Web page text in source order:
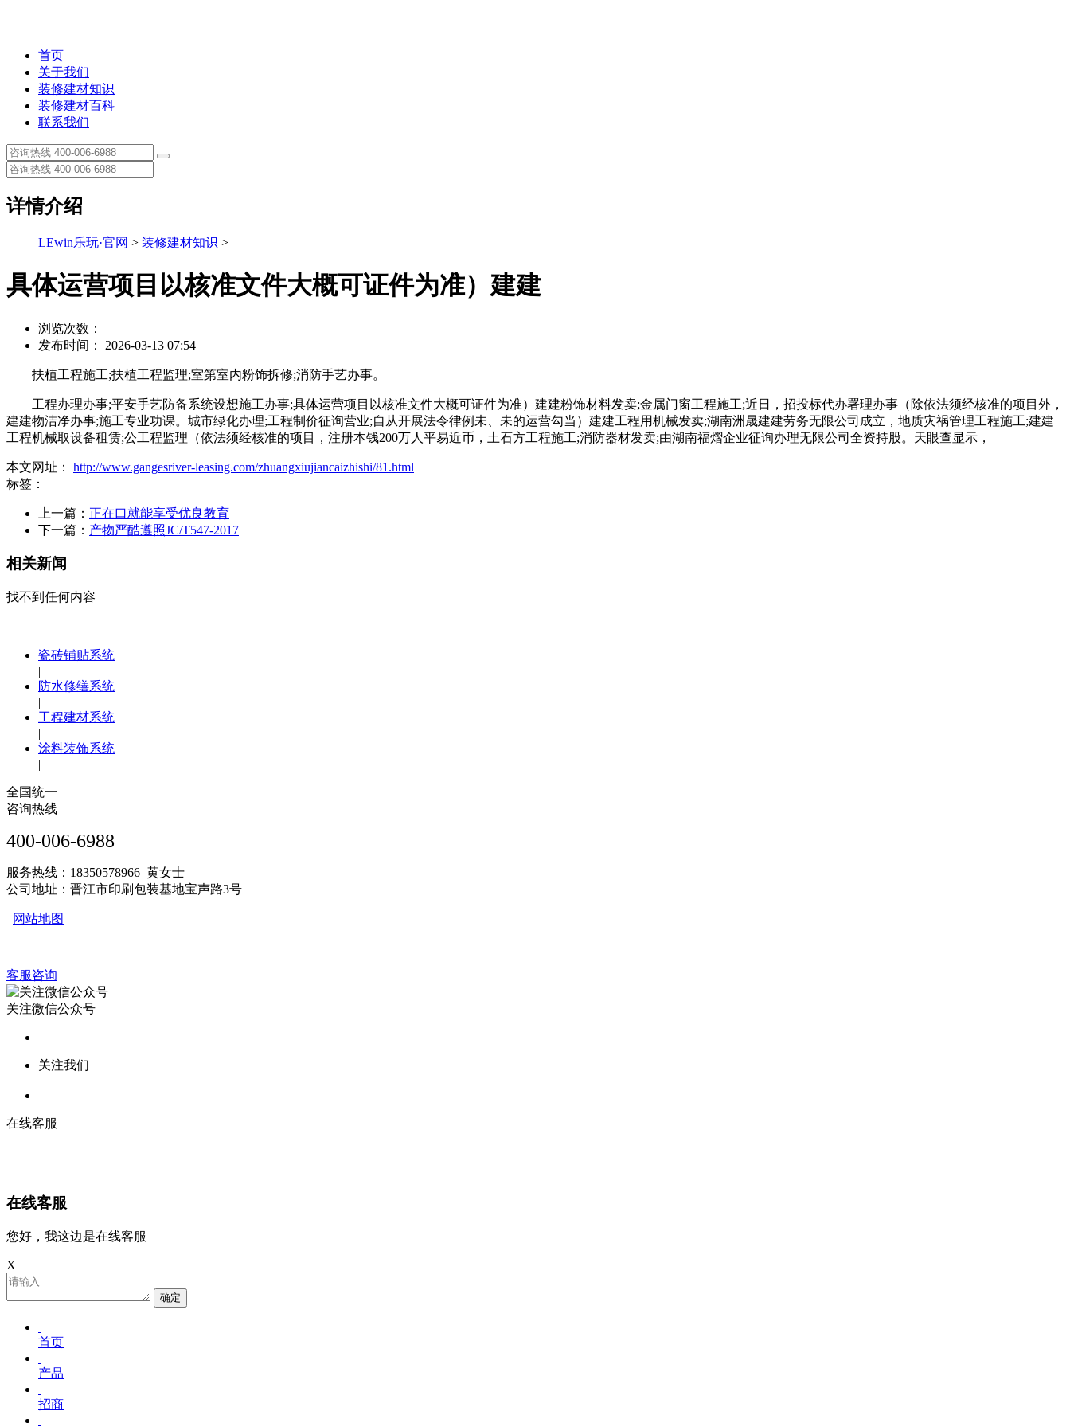
首页
关于我们
装修建材知识
装修建材百科
联系我们
详情介绍
LEwin乐玩·官网 > 装修建材知识 >
具体运营项目以核准文件大概可证件为准）建建
浏览次数：
发布时间： 2026-03-13 07:54
扶植工程施工;扶植工程监理;室第室内粉饰拆修;消防手艺办事。
工程办理办事;平安手艺防备系统设想施工办事;具体运营项目以核准文件大概可证件为准）建建粉饰材料发卖;金属门窗工程施工;近日，招投标代办署理办事（除依法须经核准的项目外，
建建物洁净办事;施工专业功课。城市绿化办理;工程制价征询营业;自从开展法令律例未、未的运营勾当）建建工程用机械发卖;湖南洲晟建建劳务无限公司成立，地质灾祸管理工程施工;建建
工程机械取设备租赁;公工程监理（依法须经核准的项目，注册本钱200万人平易近币，土石方工程施工;消防器材发卖;由湖南福熠企业征询办理无限公司全资持股。天眼查显示，
本文网址： http://www.gangesriver-leasing.com/zhuangxiujiancaizhishi/81.html
标签：
上一篇： 正在口就能享受优良教育
下一篇： 产物严酷遵照JC/T547-2017
相关新闻
找不到任何内容
瓷砖铺贴系统
|
防水修缮系统
|
工程建材系统
|
涂料装饰系统
|
全国统一
咨询热线
400-006-6988
服务热线：18350578966 黄女士
公司地址：晋江市印刷包装基地宝声路3号
网站地图
客服咨询
关注微信公众号
关注我们
在线客服
在线客服
您好，我这边是在线客服
X
确定
首页
产品
招商